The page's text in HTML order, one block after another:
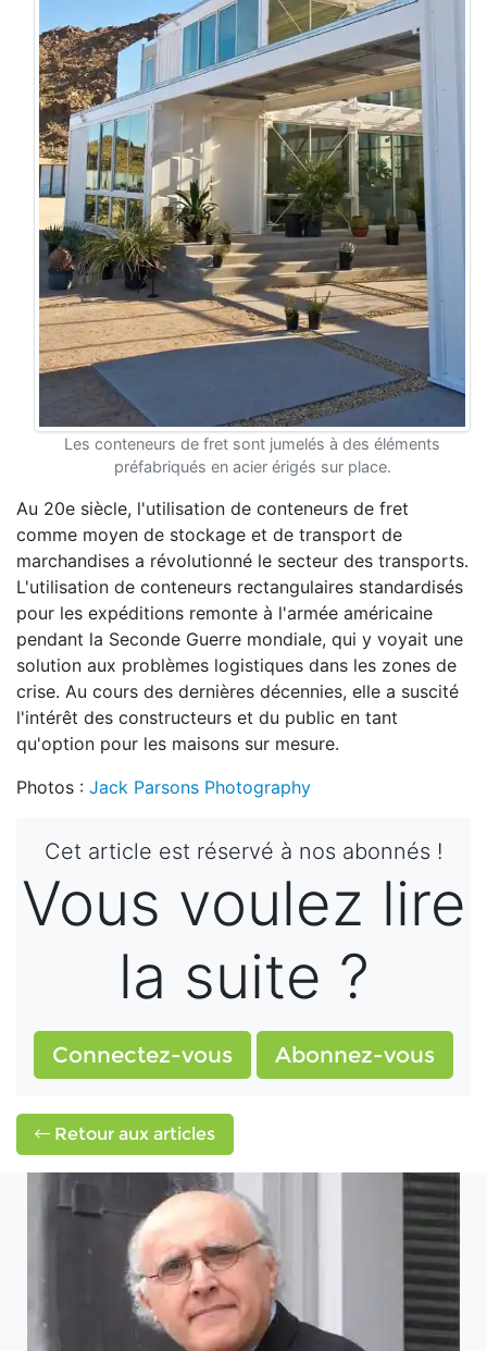
Les conteneurs de fret sont jumelés à des éléments
préfabriqués en acier érigés sur place.
Au 20e siècle, l'utilisation de conteneurs de fret
comme moyen de stockage et de transport de
marchandises a révolutionné le secteur des transports.
L'utilisation de conteneurs rectangulaires standardisés
pour les expéditions remonte à l'armée américaine
pendant la Seconde Guerre mondiale, qui y voyait une
solution aux problèmes logistiques dans les zones de
crise. Au cours des dernières décennies, elle a suscité
l'intérêt des constructeurs et du public en tant
qu'option pour les maisons sur mesure.
Photos : Jack Parsons Photography
Cet article est réservé à nos abonnés !
Vous voulez lire
la suite ?
Connectez-vous Abonnez-vous
Retour aux articles